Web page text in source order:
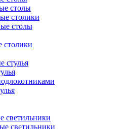
столы
столики
столы
столики
стулья
светильники
светильники